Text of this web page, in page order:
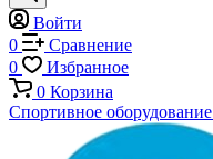
Войти
0
Сравнение
0
Избранное
0 Корзина
Спортивное оборудование